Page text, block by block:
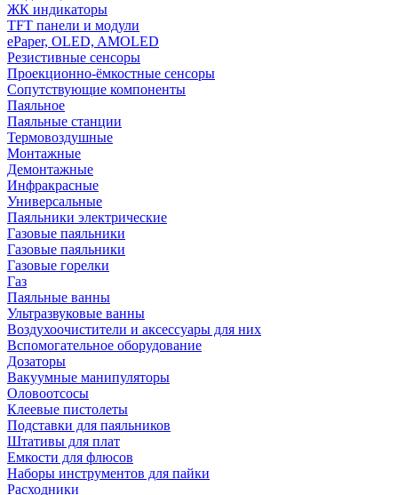
ЖК индикаторы
TFT панели и модули
ePaper, OLED, AMOLED
Резистивные сенсоры
Проекционно-ёмкостные сенсоры
Сопутствующие компоненты
Паяльное
Паяльные станции
Термовоздушные
Монтажные
Демонтажные
Инфракрасные
Универсальные
Паяльники электрические
Газовые паяльники
Газовые паяльники
Газовые горелки
Газ
Паяльные ванны
Ультразвуковые ванны
Воздухоочистители и аксессуары для них
Вспомогательное оборудование
Дозаторы
Вакуумные манипуляторы
Оловоотсосы
Клеевые пистолеты
Подставки для паяльников
Штативы для плат
Емкости для флюсов
Наборы инструментов для пайки
Расходники